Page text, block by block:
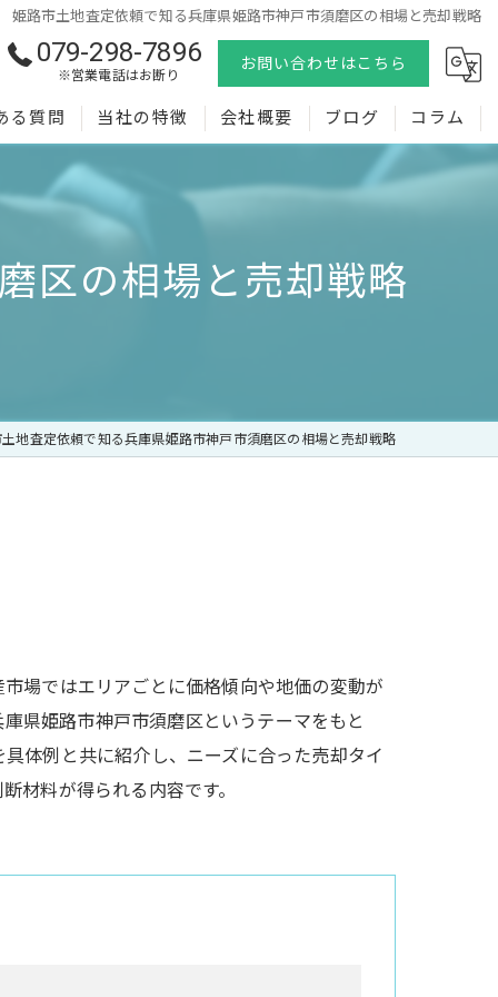
姫路市土地査定依頼で知る兵庫県姫路市神戸市須磨区の相場と売却戦略
079-298-7896
※営業電話はお断り
お問い合わせはこちら
る質問 当社の特徴
売却
査定
会社概要 ブログ コラム
区の相場と売却戦略
地査定依頼で知る兵庫県姫路市神戸市須磨区の相場と売却戦略
場ではエリアごとに価格傾向や地価の変動が
県姫路市神戸市須磨区というテーマをもと
体例と共に紹介し、ニーズに合った売却タイ
材料が得られる内容です。